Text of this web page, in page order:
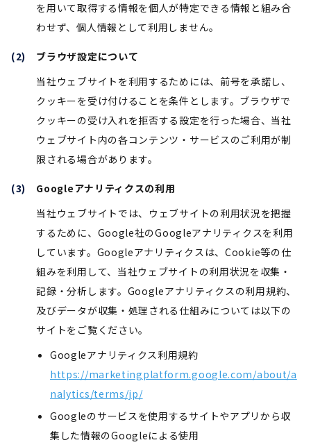
を用いて取得する情報を個人が特定できる情報と組み合
わせず、個人情報として利用しません。
ブラウザ設定について
当社ウェブサイトを利用するためには、前号を承諾し、
クッキーを受け付けることを条件とします。ブラウザで
クッキーの受け入れを拒否する設定を行った場合、当社
ウェブサイト内の各コンテンツ・サービスのご利用が制
限される場合があります。
Googleアナリティクスの利用
当社ウェブサイトでは、ウェブサイトの利用状況を把握
するために、Google社のGoogleアナリティクスを利用
しています。Googleアナリティクスは、Cookie等の仕
組みを利用して、当社ウェブサイトの利用状況を収集・
記録・分析します。Googleアナリティクスの利用規約、
及びデータが収集・処理される仕組みについては以下の
サイトをご覧ください。
Googleアナリティクス利用規約
https://marketingplatform.google.com/about/a
nalytics/terms/jp/
Googleのサービスを使用するサイトやアプリから収
集した情報のGoogleによる使用